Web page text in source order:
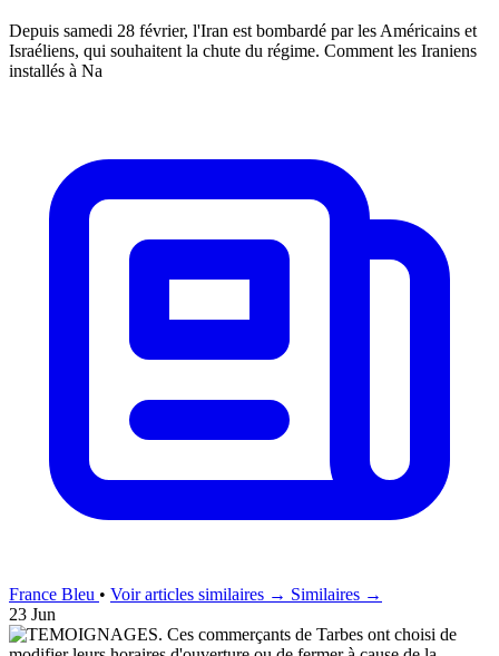
Depuis samedi 28 février, l'Iran est bombardé par les Américains et
Israéliens, qui souhaitent la chute du régime. Comment les Iraniens
installés à Na
France Bleu • Voir articles similaires → Similaires →
23 Jun